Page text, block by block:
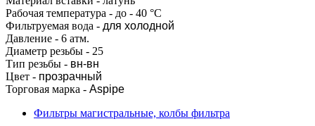
Рабочая температура - до - 40 °С
Фильтруемая вода - для холодной
Давление - 6 атм.
Диаметр резьбы - 25
Тип резьбы - вн-вн
Цвет - прозрачный
Торговая марка - Aspipe
Фильтры магистральные, колбы фильтра